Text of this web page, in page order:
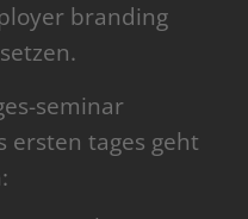
branding
seminar
ersten tages geht